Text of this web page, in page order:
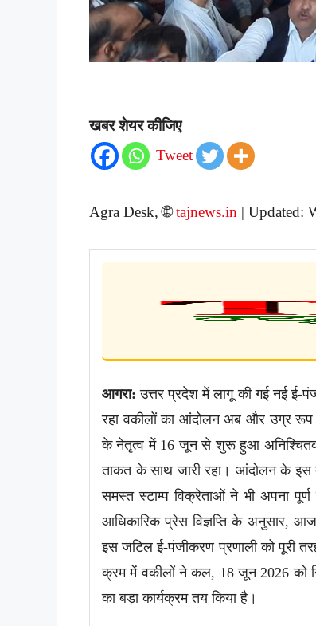
खबर शेयर कीजिए
Tweet
Agra Desk, 🌐tajnews.in | Updated:
आगरा: उत्तर प्रदेश में लागू की गई नई ई-
रहा वकीलों का आंदोलन अब और उग्र रूप
के नेतृत्व में 16 जून से शुरू हुआ
ताकत के साथ जारी रहा। आंदोलन के
समस्त स्टाम्प विक्रेताओं ने भी अपना पूर्ण
आधिकारिक प्रेस विज्ञप्ति के अनुसार,
इस जटिल ई-पंजीकरण प्रणाली को पूरी
क्रम में वकीलों ने कल, 18 जून 2026 को
का बड़ा कार्यक्रम तय किया है।